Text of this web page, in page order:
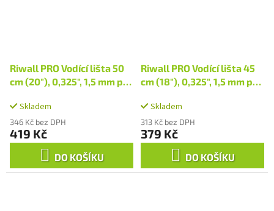
Riwall PRO Vodící lišta 50
cm (20"), 0,325", 1,5 mm pro
Skladem
346 Kč bez DPH
419 Kč
DO KOŠÍKU
Riwall PRO Vodící lišta 45
cm (18"), 0,325", 1,5 mm pro
Skladem
313 Kč bez DPH
379 Kč
DO KOŠÍKU